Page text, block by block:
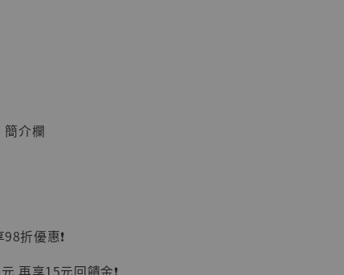
偶 讓子
長 張麻
-
簡介欄
折優惠❗️
再享15元回饋金❗️